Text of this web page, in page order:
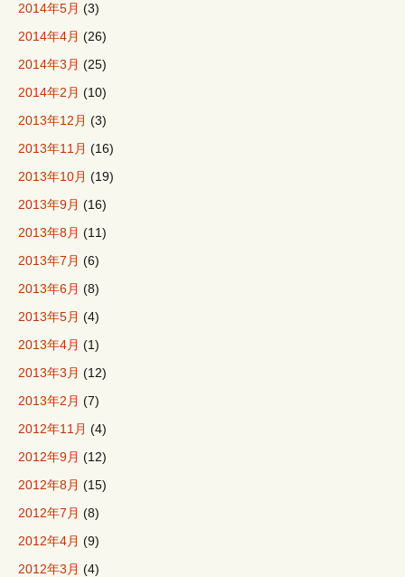
2014年5月 (3)
2014年4月 (26)
2014年3月 (25)
2014年2月 (10)
2013年12月 (3)
2013年11月 (16)
2013年10月 (19)
2013年9月 (16)
2013年8月 (11)
2013年7月 (6)
2013年6月 (8)
2013年5月 (4)
2013年4月 (1)
2013年3月 (12)
2013年2月 (7)
2012年11月 (4)
2012年9月 (12)
2012年8月 (15)
2012年7月 (8)
2012年4月 (9)
2012年3月 (4)